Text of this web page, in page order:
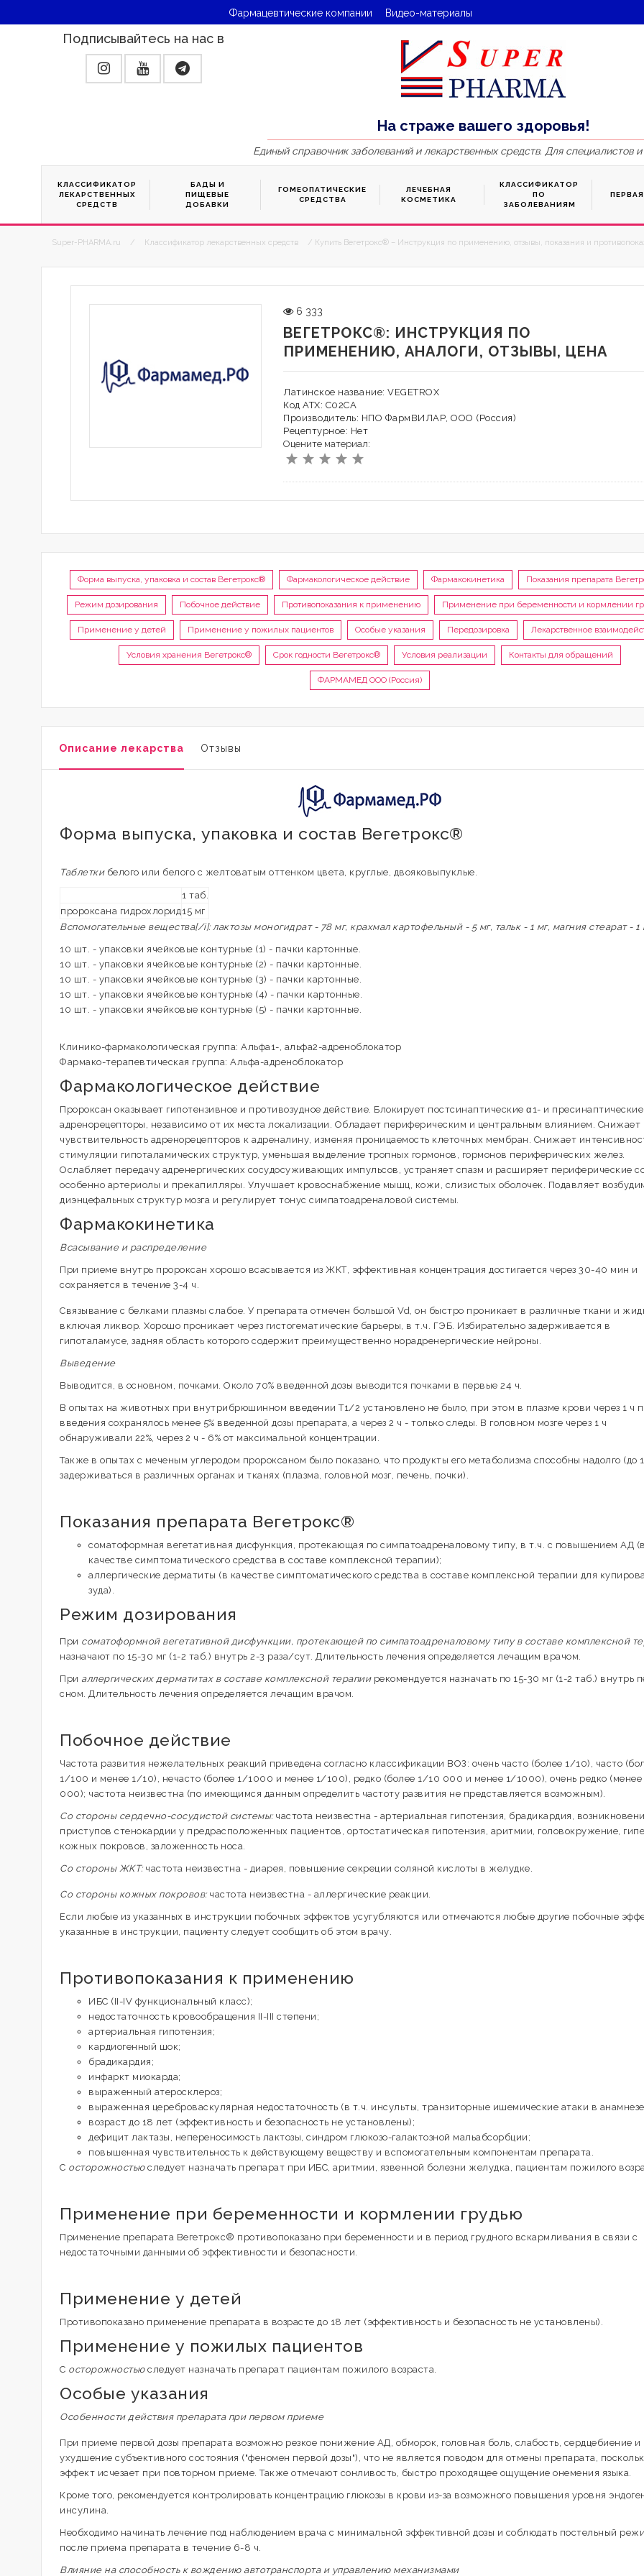
Фармацевтические компании Видео-материалы
Подписывайтесь на нас в
На страже вашего здоровья!
Единый справочник заболеваний и лекарственных средств. Для специалистов
КЛАССИФИКАТОР
ЛЕКАРСТВЕННЫХ
СРЕДСТВ
БАДЫ И
ПИЩЕВЫЕ
ДОБАВКИ
ГОМЕОПАТИЧЕСКИЕ
СРЕДСТВА
ЛЕЧЕБНАЯ
КОСМЕТИКА
КЛАССИФИКАТОР
ПО
ЗАБОЛЕВАНИЯМ
Super-PHARMA.ru / Классификатор лекарственных средств / Купить Вегетрокс® – Инструкция по применению, отзывы, показания и
6 333
ВЕГЕТРОКС®: ИНСТРУКЦИЯ ПО
ПРИМЕНЕНИЮ, АНАЛОГИ, ОТЗЫВЫ, ЦЕНА
Латинское название: VEGETROX
Код АТХ: C02CA
Производитель: НПО ФармВИЛАР, OOО (Россия)
Рецептурное: Нет
Оцените материал:
Форма выпуска, упаковка и состав Вегетрокс® Фармакологическое действие Фармакокинетика Показания препарата
Режим дозирования Побочное действие Противопоказания к применению Применение при беременности и кормлении
Применение у детей Применение у пожилых пациентов Особые указания Передозировка Лекарственное
Условия хранения Вегетрокс® Срок годности Вегетрокс® Условия реализации Контакты для обращений
ФАРМАМЕД ООО (Россия)
Описание лекарства Отзывы
Форма выпуска, упаковка и состав Вегетрокс®
Таблеткибелого или белого с желтоватым оттенком цвета, круглые, двояковыпуклые.
1 таб.
пророксана гидрохлорид15 мг
Вспомогательные вещества[/i]: лактозы моногидрат - 78 мг, крахмал картофельный - 5 мг, тальк - 1 мг, магния стеарат - 1
10 шт. - упаковки ячейковые контурные (1) - пачки картонные.
10 шт. - упаковки ячейковые контурные (2) - пачки картонные.
10 шт. - упаковки ячейковые контурные (3) - пачки картонные.
10 шт. - упаковки ячейковые контурные (4) - пачки картонные.
10 шт. - упаковки ячейковые контурные (5) - пачки картонные.
Клинико-фармакологическая группа: Альфа1-, альфа2-адреноблокатор
Фармако-терапевтическая группа: Альфа-адреноблокатор
Фармакологическое действие
Пророксан оказывает гипотензивное и противозудное действие. Блокирует постсинаптические α1- и
адренорецепторы, независимо от их места локализации. Обладает периферическим и центральным влиянием. Снижает
чувствительность адренорецепторов к адреналину, изменяя проницаемость клеточных мембран. Снижает
стимуляции гипоталамических структур, уменьшая выделение тропных гормонов, гормонов периферических желез.
Ослабляет передачу адренергических сосудосуживающих импульсов, устраняет спазм и расширяет периферические
особенно артериолы и прекапилляры. Улучшает кровоснабжение мышц, кожи, слизистых оболочек. Подавляет
диэнцефальных структур мозга и регулирует тонус симпатоадреналовой системы.
Фармакокинетика
Всасывание и распределение
При приеме внутрь пророксан хорошо всасывается из ЖКТ, эффективная концентрация достигается через 30-40 мин и
сохраняется в течение 3-4 ч.
Связывание с белками плазмы слабое. У препарата отмечен большой Vd, он быстро проникает в различные ткани и
включая ликвор. Хорошо проникает через гистогематические барьеры, в т.ч. ГЭБ. Избирательно задерживается в
гипоталамусе, задняя область которого содержит преимущественно норадренергические нейроны.
Выведение
Выводится, в основном, почками. Около 70% введенной дозы выводится почками в первые 24 ч.
В опытах на животных при внутрибрюшинном введении Т1/2 установлено не было, при этом в плазме крови через 1 ч
введения сохранялось менее 5% введенной дозы препарата, а через 2 ч - только следы. В головном мозге через 1 ч
обнаруживали 22%, через 2 ч - 6% от максимальной концентрации.
Также в опытах с меченым углеродом пророксаном было показано, что продукты его метаболизма способны надолго (до
задерживаться в различных органах и тканях (плазма, головной мозг, печень, почки).
Показания препарата Вегетрокс®
соматоформная вегетативная дисфункция, протекающая по симпатоадреналовому типу, в т.ч. с повышением АД
качестве симптоматического средства в составе комплексной терапии);
аллергические дерматиты (в качестве симптоматического средства в составе комплексной терапии для
зуда).
Режим дозирования
При соматоформной вегетативной дисфункции, протекающей по симпатоадреналовому типу в составе комплексной
назначают по 15-30 мг (1-2 таб.) внутрь 2-3 раза/сут. Длительность лечения определяется лечащим врачом.
При аллергических дерматитах в составе комплексной терапиирекомендуется назначать по 15-30 мг (1-2 таб.) внутрь
сном. Длительность лечения определяется лечащим врачом.
Побочное действие
Частота развития нежелательных реакций приведена согласно классификации ВОЗ: очень часто (более 1/10), часто
1/100 и менее 1/10), нечасто (более 1/1000 и менее 1/100), редко (более 1/10 000 и менее 1/1000), очень редко
000); частота неизвестна (по имеющимся данным определить частоту развития не представляется возможным).
Со стороны сердечно-сосудистой системы:частота неизвестна - артериальная гипотензия, брадикардия,
приступов стенокардии у предрасположенных пациентов, ортостатическая гипотензия, аритмии, головокружение,
кожных покровов, заложенность носа.
Со стороны ЖКТ:частота неизвестна - диарея, повышение секреции соляной кислоты в желудке.
Со стороны кожных покровов:частота неизвестна - аллергические реакции.
Если любые из указанных в инструкции побочных эффектов усугубляются или отмечаются любые другие побочные
указанные в инструкции, пациенту следует сообщить об этом врачу.
Противопоказания к применению
ИБС (II-IV функциональный класс);
недостаточность кровообращения II-III степени;
артериальная гипотензия;
кардиогенный шок;
брадикардия;
инфаркт миокарда;
выраженный атеросклероз;
выраженная цереброваскулярная недостаточность (в т.ч. инсульты, транзиторные ишемические атаки в
возраст до 18 лет (эффективность и безопасность не установлены);
дефицит лактазы, непереносимость лактозы, синдром глюкозо-галактозной мальабсорбции;
повышенная чувствительность к действующему веществу и вспомогательным компонентам препарата.
С осторожностьюследует назначать препарат при ИБС, аритмии, язвенной болезни желудка, пациентам пожилого
Применение при беременности и кормлении грудью
Применение препарата Вегетрокс® противопоказано при беременности и в период грудного вскармливания в связи с
недостаточными данными об эффективности и безопасности.
Применение у детей
Противопоказано применение препарата в возрасте до 18 лет (эффективность и безопасность не установлены).
Применение у пожилых пациентов
С осторожностьюследует назначать препарат пациентам пожилого возраста.
Особые указания
Особенности действия препарата при первом приеме
При приеме первой дозы препарата возможно резкое понижение АД, обморок, головная боль, слабость, сердцебиение и
ухудшение субъективного состояния ("феномен первой дозы"), что не является поводом для отмены препарата,
эффект исчезает при повторном приеме. Также отмечают сонливость, быстро проходящее ощущение онемения языка.
Кроме того, рекомендуется контролировать концентрацию глюкозы в крови из-за возможного повышения уровня
инсулина.
Необходимо начинать лечение под наблюдением врача с минимальной эффективной дозы и соблюдать постельный
после приема препарата в течение 6-8 ч.
Влияние на способность к вождению автотранспорта и управлению механизмами